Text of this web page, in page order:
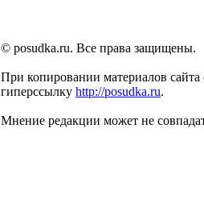
© posudka.ru. Все права защищены.
При копировании материалов сайта
гиперссылку http://posudka.ru.
Мнение редакции может не